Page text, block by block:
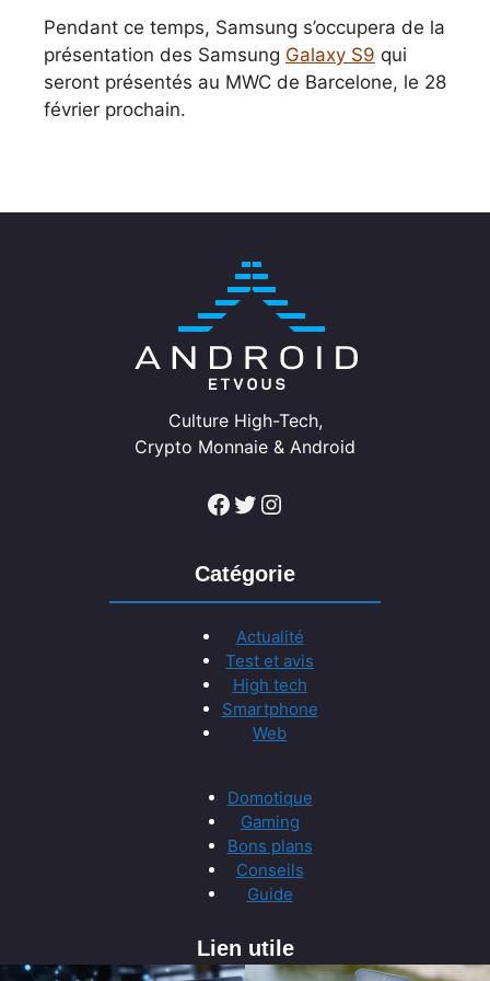
Pendant ce temps, Samsung s’occupera de la
présentation des Samsung Galaxy S9 qui
seront présentés au MWC de Barcelone, le 28
février prochain.
Culture High-Tech,
Crypto Monnaie & Android
Facebook Twitter Instagram
Catégorie
Actualité
Test et avis
High tech
Smartphone
Web
Domotique
Gaming
Bons plans
Conseils
Guide
Lien utile